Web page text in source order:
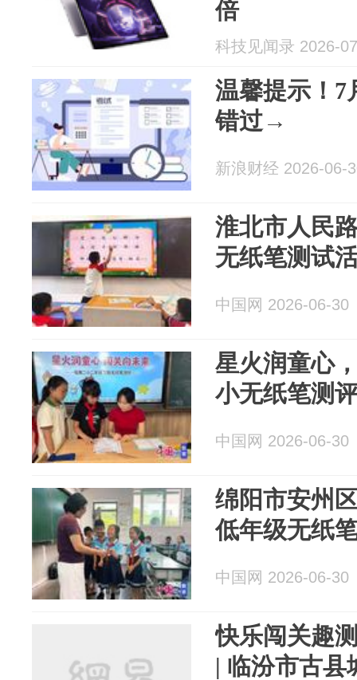
倍
科技见闻录 2026-
温馨提示！7
错过→
新浪财经 2026-06-
淮北市人民
无纸笔测试
中国网 2026-06-30
星火润童心
小无纸笔测
中国网 2026-06-30
绵阳市安州
低年级无纸
中国网 2026-06-30
快乐闯关趣
| 临汾市古县